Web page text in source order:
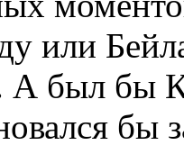
или
А был бы
бы